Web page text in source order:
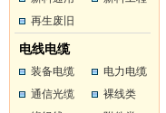
塑料再生废旧
塑料
电线电缆
装备电缆
电力电缆
通信光缆
裸线类